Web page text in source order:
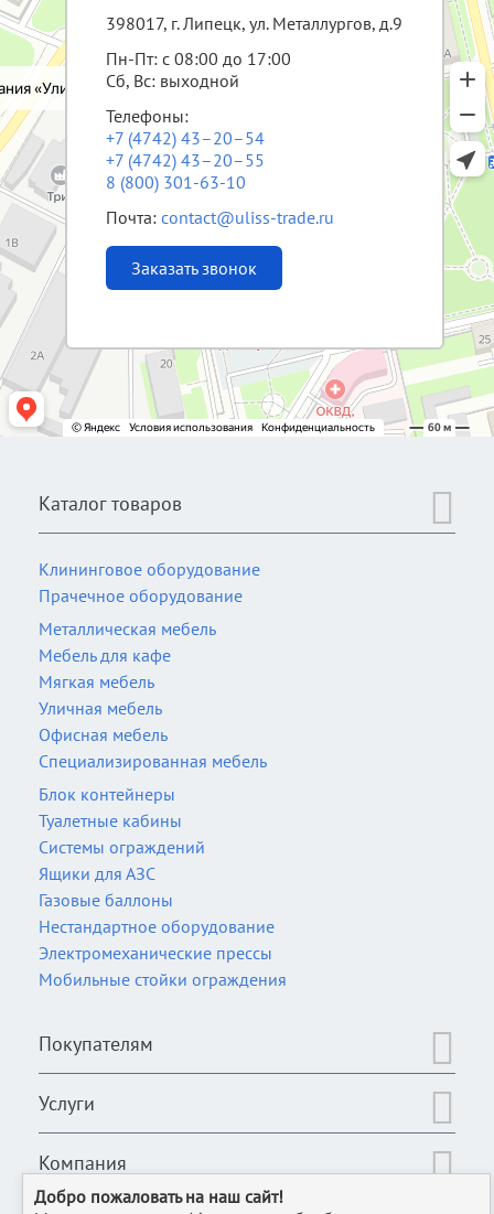
398017, г. Липецк, ул. Металлургов, д.9
Пн-Пт: с 08:00 до 17:00
Сб, Вс: выходной
Телефоны:
+7 (4742) 43–20–54
+7 (4742) 43–20–55
8 (800) 301-63-10
Почта:contact@uliss-trade.ru
Заказать звонок
Каталог товаров
Клининговое оборудование
Прачечное оборудование
Металлическая мебель
Мебель для кафе
Мягкая мебель
Уличная мебель
Офисная мебель
Специализированная мебель
Блок контейнеры
Туалетные кабины
Системы ограждений
Ящики для АЗС
Газовые баллоны
Нестандартное оборудование
Электромеханические прессы
Мобильные стойки ограждения
Покупателям
Услуги
Компания
Добро пожаловать на наш сайт!